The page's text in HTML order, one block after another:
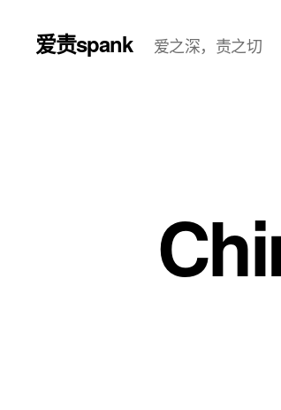
爱责spank 爱之深，责之切